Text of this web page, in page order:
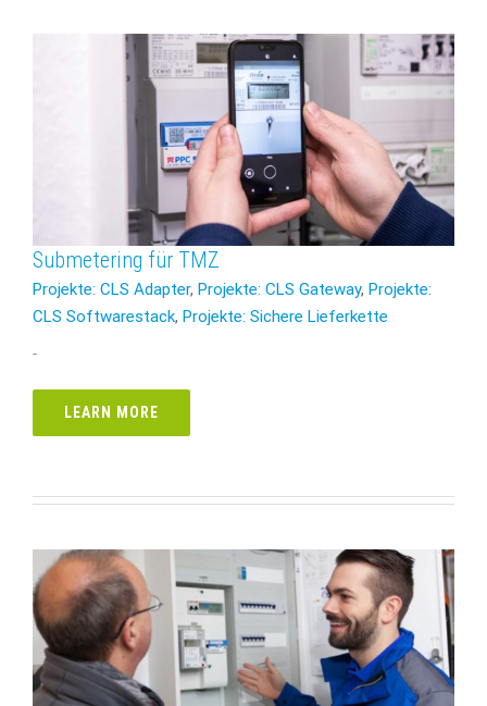
Submetering für TMZ
Projekte: CLS Adapter, Projekte: CLS Gateway, Projekte:
CLS Softwarestack, Projekte: Sichere Lieferkette
-
LEARN MORE